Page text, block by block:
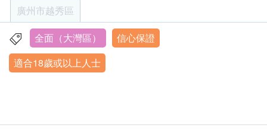
EB病毒衣殼抗原IgA抗體（鼻咽癌）
EB病毒早期抗原IgA抗體（鼻咽癌）
心臟檢查 重點項目
女性特別注意事項
備孕或懷孕女士，請提前告知體檢部及檢查人員，
不可做 DR 檢查、CT 扫描、雙能骨密度、乳腺鉬
靶、C14 檢查等放射性檢查項目
全景醫學影像診斷中心）。
客戶至現場後，醫療中心工作人員會核對客戶的姓
名、出生年月日、手機號、國籍及健康網購
health.ESDlife訂購成功之電郵。
訂單如需改期，請至少提前1個工作日聯絡醫療中
廣州市越秀區
廣州市越秀區中山二路80號（省人民醫院對面，地鐵1號線
烈士陵園C出口，公交車到廣東省人民醫院站或中山醫站）
星期一至五︰7:30a.m. – 6:00p.m.
全面（大灣區）
信心保證
適合18歲或以上人士